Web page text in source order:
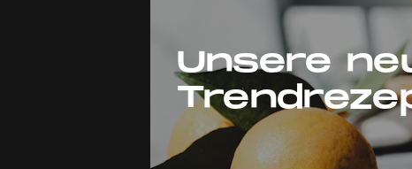
Unsere